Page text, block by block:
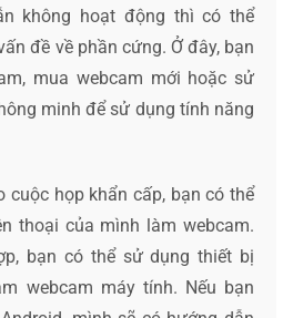
không hoạt động thì có thể
đề về phần cứng. Ở đây, bạn
mua webcam mới hoặc sử
minh để sử dụng tính năng
cuộc họp khẩn cấp, bạn có thể
thoại của mình làm webcam.
bạn có thể sử dụng thiết bị
webcam máy tính. Nếu bạn